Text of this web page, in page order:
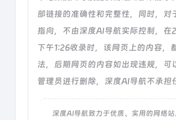
部链接的准确性和完整性，同时，对
指向，不由深度AI导航实际控制，在
下午1:26收录时，该网页上的内容，
法，后期网页的内容如出现违规，可
管理员进行删除，深度AI导航不承担
深度AI导航致力于优质、实用的网络